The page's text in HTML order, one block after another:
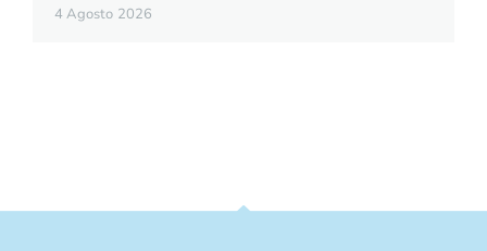
4 Agosto 2026